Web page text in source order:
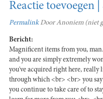
Reactie toevoegen
PermalinkDoorAnoniem (niet
Bericht:
Magnificent items from you,
and you are simply extremely
you've acquired right here, really
through which <br> <br> you
you continue to take care of to